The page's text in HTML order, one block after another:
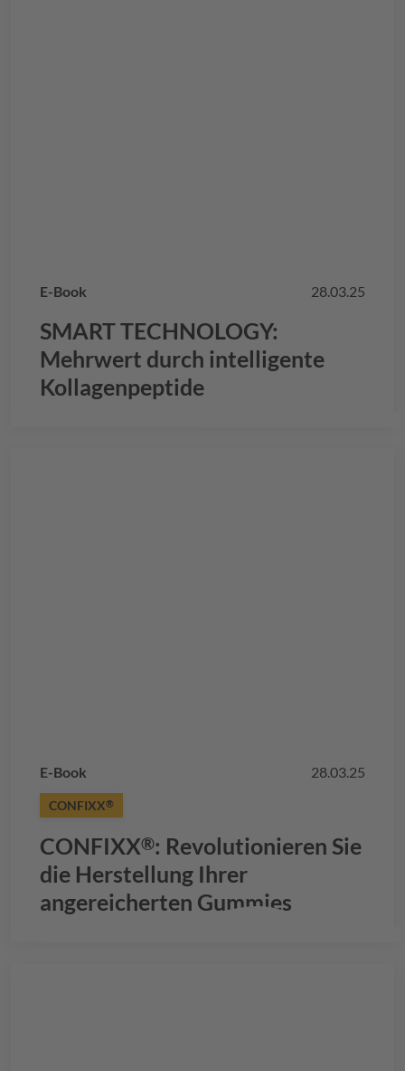
E-Book 28.03.25
SMART TECHNOLOGY:
Mehrwert durch intelligente
Kollagenpeptide
E-Book 28.03.25
CONFIXX®
CONFIXX®: Revolutionieren Sie
die Herstellung Ihrer
angereicherten Gummies